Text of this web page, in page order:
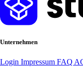
Unternehmen
Login Impressum FAQ